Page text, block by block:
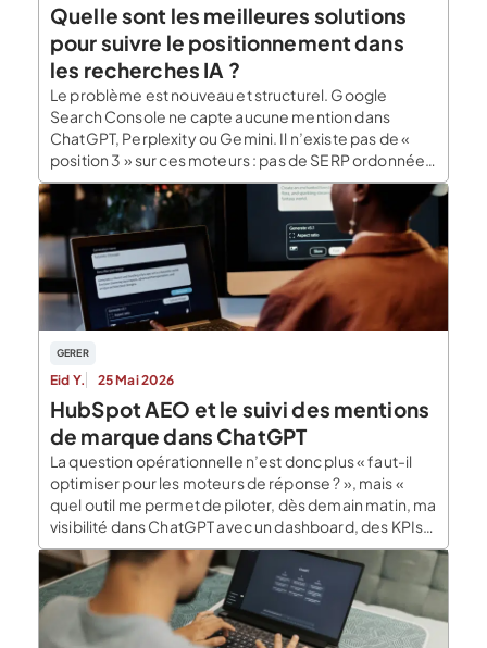
Quelle sont les meilleures solutions
pour suivre le positionnement dans
les recherches IA ?
Le problème est nouveau et structurel. Google
Search Console ne capte aucune mention dans
ChatGPT, Perplexity ou Gemini. Il n’existe pas de «
position 3 » sur ces moteurs : pas de SERP ordonnée,
pas de classement stable, juste une probabilité
d’apparition qui varie d’une session à l’autre.
Comment piloter une visibilité qu’on ne mesure […]
GERER
Eid Y. 25 Mai 2026
HubSpot AEO et le suivi des mentions
de marque dans ChatGPT
La question opérationnelle n’est donc plus « faut-il
optimiser pour les moteurs de réponse ? », mais «
quel outil me permet de piloter, dès demain matin, ma
visibilité dans ChatGPT avec un dashboard, des KPIs
et un budget cadré ? ». Oui, HubSpot AEO suit les
mentions de marque dans ChatGPT. Depuis son
lancement […]